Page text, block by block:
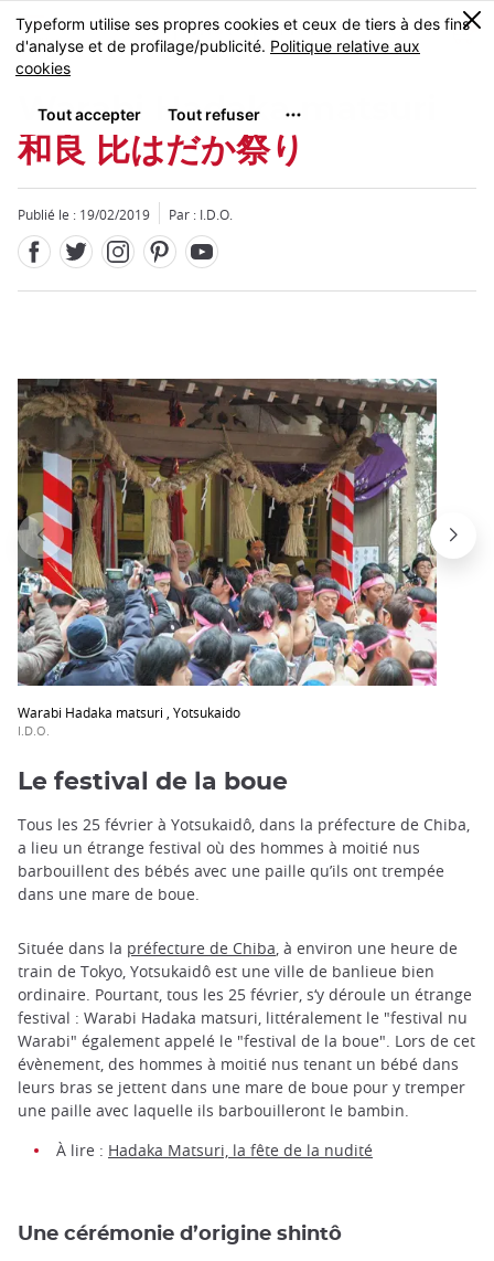
Skip
to
main
MENU
0
Warabi Hadaka matsuri
和良 比はだか祭り
Publié le : 19/02/2019 Par : I.D.O.
Warabi Hadaka matsuri , Yotsukaido
I.D.O.
Fermer
Le festival de la boue
Tous les 25 février à Yotsukaidô, dans la préfecture de Chiba,
a lieu un étrange festival où des hommes à moitié nus
barbouillent des bébés avec une paille qu’ils ont trempée
dans une mare de boue.
Située dans la préfecture de Chiba, à environ une heure de
train de Tokyo, Yotsukaidô est une ville de banlieue bien
ordinaire. Pourtant, tous les 25 février, s‘y déroule un étrange
festival : Warabi Hadaka matsuri, littéralement le "festival nu
Warabi" également appelé le "festival de la boue". Lors de cet
évènement, des hommes à moitié nus tenant un bébé dans
leurs bras se jettent dans une mare de boue pour y tremper
une paille avec laquelle ils barbouilleront le bambin.
À lire : Hadaka Matsuri, la fête de la nudité
Une cérémonie d’origine shintô